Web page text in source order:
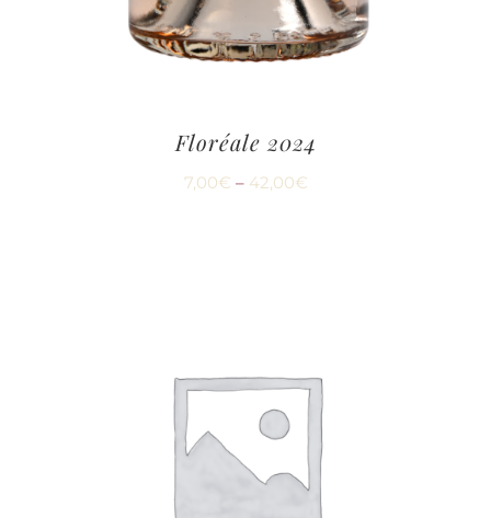
Floréale 2024
7,00€ – 42,00€